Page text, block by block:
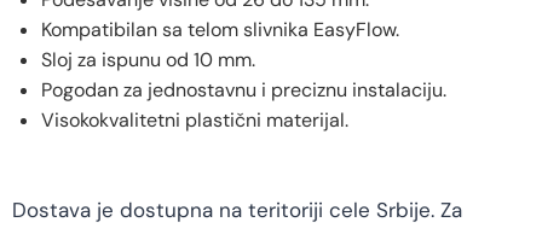
Kompatibilan sa telom slivnika EasyFlow.
Sloj za ispunu od 10 mm.
Pogodan za jednostavnu i preciznu instalaciju.
Visokokvalitetni plastični materijal.
Dostava je dostupna na teritoriji cele Srbije. Za